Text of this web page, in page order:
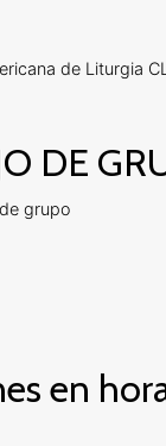
de Liturgia
DE
grupo
en